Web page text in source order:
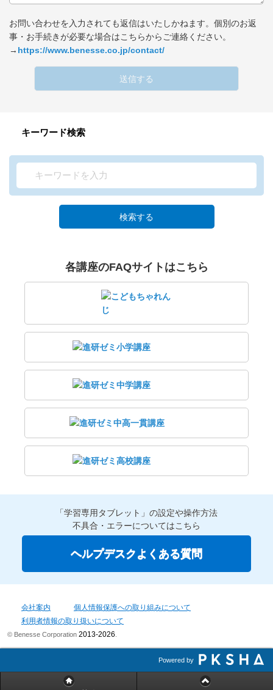
お問い合わせを入力されても返信はいたしかねます。個別のお返
事・お手続きが必要な場合はこちらからご連絡ください。
→ https://www.benesse.co.jp/contact/
送信する
キーワード検索
検索する
各講座のFAQサイトはこちら
「学習専用タブレット」の設定や操作方法
不具合・エラーについてはこちら
ヘルプデスクよくある質問
会社案内
個人情報保護への取り組みについて
利用者情報の取り扱いについて
© Benesse Corporation 2013-2026
Powered by